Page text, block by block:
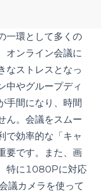
一環として多くの
オンライン会議に
なストレスとなっ
中やグループディ
手間になり、時間
ん。会議をスムー
で効率的な「キャ
要です。また、画
特に1080Pに対応
議カメラを使って